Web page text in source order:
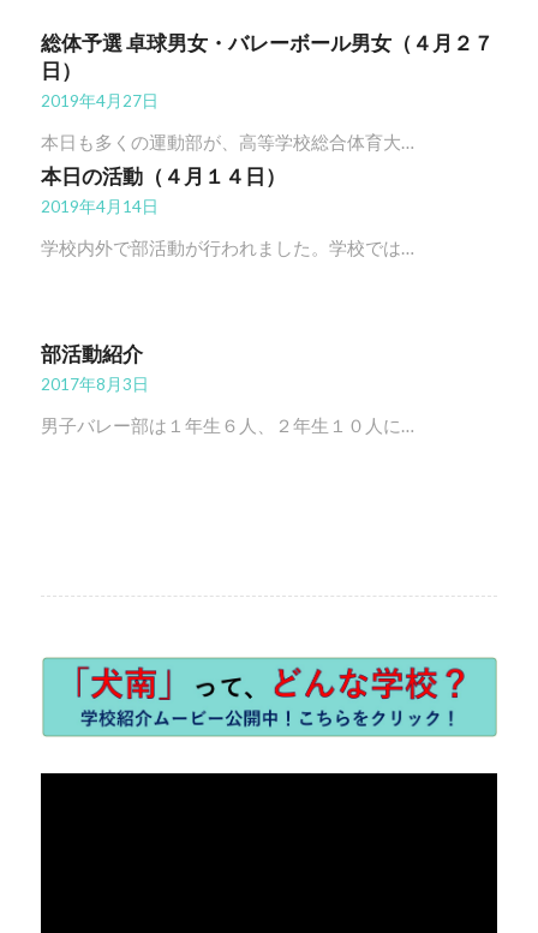
総体予選 卓球男女・バレーボール男女（４月２７
日）
2019年4月27日
本日も多くの運動部が、高等学校総合体育大…
本日の活動（４月１４日）
2019年4月14日
学校内外で部活動が行われました。学校では…
部活動紹介
2017年8月3日
男子バレー部は１年生６人、２年生１０人に…